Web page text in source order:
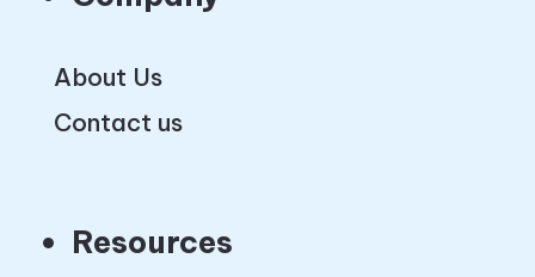
About Us
Contact us
Resources